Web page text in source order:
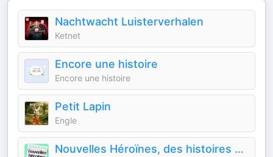
Nachtwacht Luisterverhalen
Ketnet
Encore une histoire
Encore une histoire
Petit Lapin
Engle
Nouvelles Héroïnes, des histoires vraies de femmes qui sont allées au bout de leurs rêves pour inspirer les jeunes géné